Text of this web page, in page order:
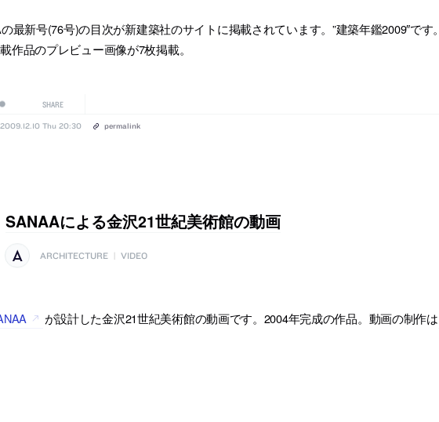
最新号(76号)の目次が新建築社のサイトに掲載されています。”建築年鑑2009″です。
作品のプレビュー画像が7枚掲載。
SHARE
2009.12.10 Thu 20:30 permalink
SANAAによる金沢21世紀美術館の動画
ARCHITECTURE | VIDEO
が設計した金沢21世紀美術館の動画です。2004年完成の作品。動画の制作は